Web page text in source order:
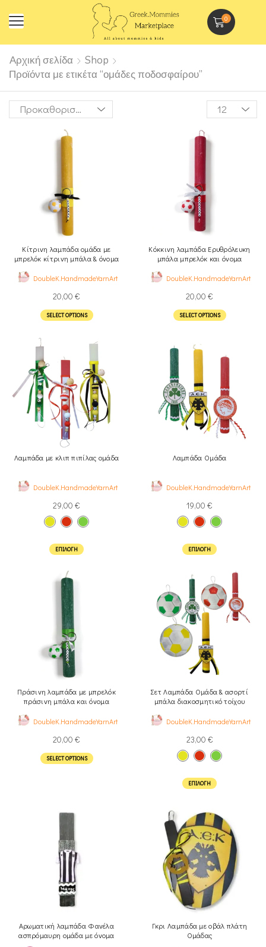
0
Αρχική σελίδα
Shop
Προϊόντα με ετικέτα “ομάδες ποδοσφαίρου”
Κίτρινη λαμπάδα ομάδα με
μπρελόκ κίτρινη μπάλα & όνομα
DoubleK.HandmadeYarnArt
20,00 €
SELECT OPTIONS
Κόκκινη λαμπάδα Ερυθρόλευκη
μπάλα μπρελόκ και όνομα
DoubleK.HandmadeYarnArt
20,00 €
SELECT OPTIONS
Λαμπάδα με κλιπ πιπίλας ομάδα
DoubleK.HandmadeYarnArt
29,00 €
ΕΠΙΛΟΓΉ
Λαμπάδα Ομάδα
DoubleK.HandmadeYarnArt
19,00 €
ΕΠΙΛΟΓΉ
Πράσινη λαμπάδα με μπρελόκ
πράσινη μπάλα και όνομα
DoubleK.HandmadeYarnArt
20,00 €
SELECT OPTIONS
Σετ Λαμπάδα Oμάδα & ασορτί
μπάλα διακοσμητικό τοίχου
DoubleK.HandmadeYarnArt
23,00 €
ΕΠΙΛΟΓΉ
Αρωματική λαμπάδα Φανέλα
ασπρόμαυρη ομάδα με όνομα
Γκρι Λαμπάδα με οβάλ πλάτη
Ομάδας